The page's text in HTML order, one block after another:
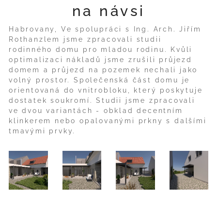
na návsi
Habrovany, Ve spolupráci s Ing. Arch. Jiřím
Rothanzlem jsme zpracovali studii
rodinného domu pro mladou rodinu. Kvůli
optimalizaci nákladů jsme zrušili průjezd
domem a průjezd na pozemek nechali jako
volný prostor. Společenská část domu je
orientovaná do vnitrobloku, který poskytuje
dostatek soukromí. Studii jsme zpracovali
ve dvou variantách - obklad decentním
klinkerem nebo opalovanými prkny s dalšími
tmavými prvky.